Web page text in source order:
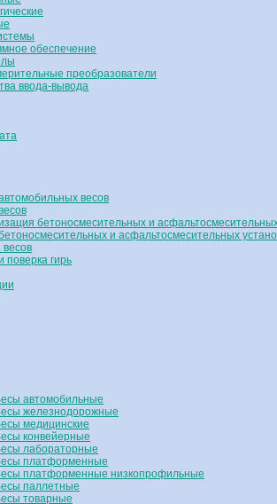
обеспечение
преобразователи
ввода-вывода
весов
бетоносмесительных и
и асфальтосмесительных
весов
поверка гирь
автомобильные
железнодорожные
медицинские
конвейерные
лабораторные
платформенные
платформенные низкопрофильные
паллетные
товарные